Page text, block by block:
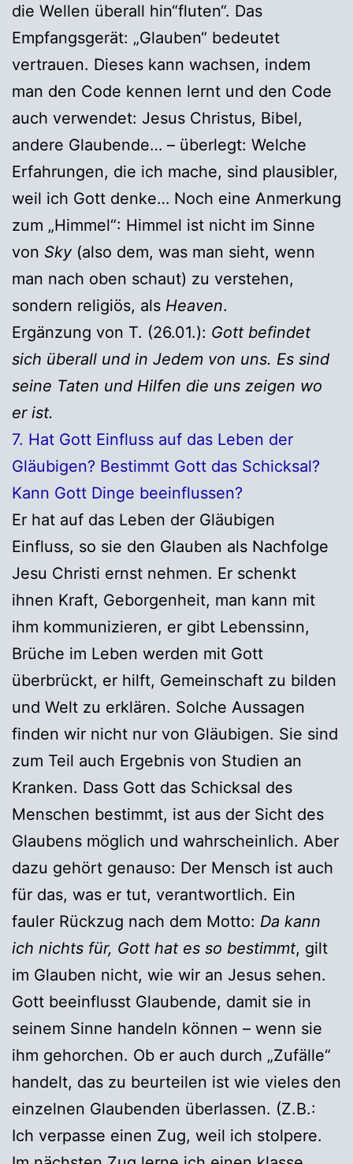
die Wellen überall hin“fluten“. Das
Empfangsgerät: „Glauben“ bedeutet
vertrauen. Dieses kann wachsen, indem
man den Code kennen lernt und den Code
auch verwendet: Jesus Christus, Bibel,
andere Glaubende… – überlegt: Welche
Erfahrungen, die ich mache, sind plausibler,
weil ich Gott denke… Noch eine Anmerkung
zum „Himmel“: Himmel ist nicht im Sinne
von Sky(also dem, was man sieht, wenn
man nach oben schaut) zu verstehen,
sondern religiös, als Heaven.
Ergänzung von T. (26.01.): Gott befindet
sich überall und in Jedem von uns. Es sind
seine Taten und Hilfen die uns zeigen wo
er ist.
7. Hat Gott Einfluss auf das Leben der
Gläubigen? Bestimmt Gott das Schicksal?
Kann Gott Dinge beeinflussen?
Er hat auf das Leben der Gläubigen
Einfluss, so sie den Glauben als Nachfolge
Jesu Christi ernst nehmen. Er schenkt
ihnen Kraft, Geborgenheit, man kann mit
ihm kommunizieren, er gibt Lebenssinn,
Brüche im Leben werden mit Gott
überbrückt, er hilft, Gemeinschaft zu bilden
und Welt zu erklären. Solche Aussagen
finden wir nicht nur von Gläubigen. Sie sind
zum Teil auch Ergebnis von Studien an
Kranken. Dass Gott das Schicksal des
Menschen bestimmt, ist aus der Sicht des
Glaubens möglich und wahrscheinlich. Aber
dazu gehört genauso: Der Mensch ist auch
für das, was er tut, verantwortlich. Ein
fauler Rückzug nach dem Motto: Da kann
ich nichts für, Gott hat es so bestimmt, gilt
im Glauben nicht, wie wir an Jesus sehen.
Gott beeinflusst Glaubende, damit sie in
seinem Sinne handeln können – wenn sie
ihm gehorchen. Ob er auch durch „Zufälle“
handelt, das zu beurteilen ist wie vieles den
einzelnen Glaubenden überlassen. (Z.B.:
Ich verpasse einen Zug, weil ich stolpere.